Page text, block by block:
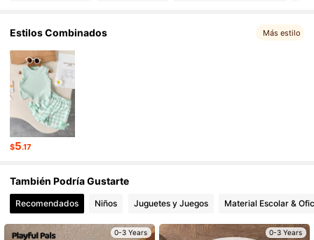
Estilos Combinados Más estilo
$5.17
También Podría Gustarte
Recomendados Niños Juguetes y Juegos Material Escolar &
0-3 Years 0-3 Years